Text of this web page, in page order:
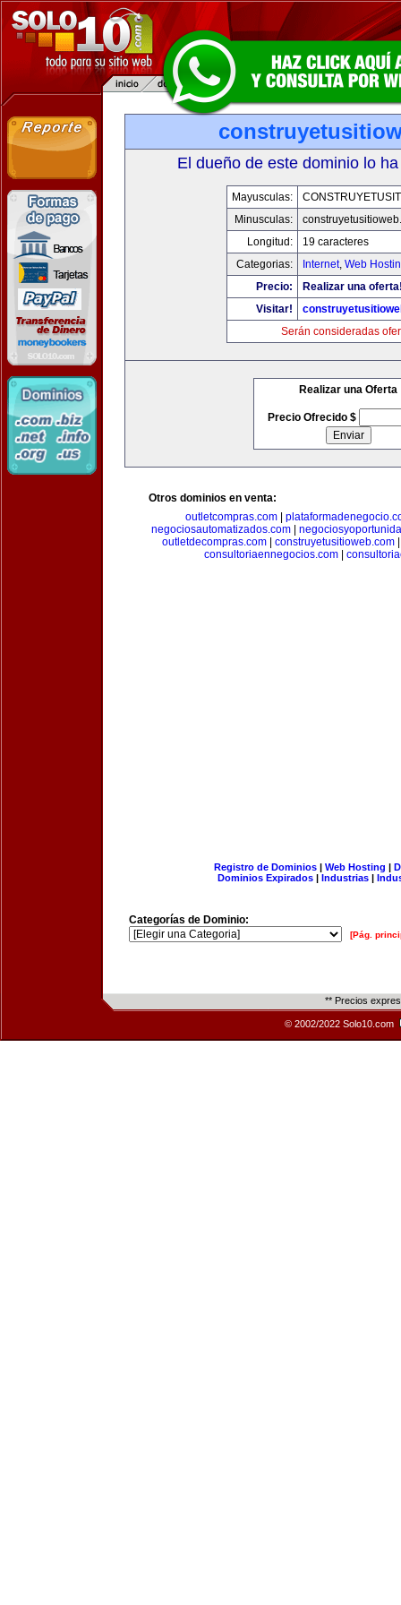
El dueño de este dominio lo
Mayusculas:
Minusculas:
Longitud:
19 caracteres
Categorias:
Internet, Web
Precio:
Realizar una
Visitar!
Serán consideradas
Realizar una Oferta
Precio Ofrecido $
Otros dominios en venta:
outletcompras.com
negociosautomatizados.com|
outletdecompras.com
construyetusitioweb.com
consultoriaennegocios.com
Registro de Dominios| Web Hosting |
Dominios Expirados | Industrias |
Categorías de Dominio:
[Pág.
** Precios
© 2002/2022 Solo10.com